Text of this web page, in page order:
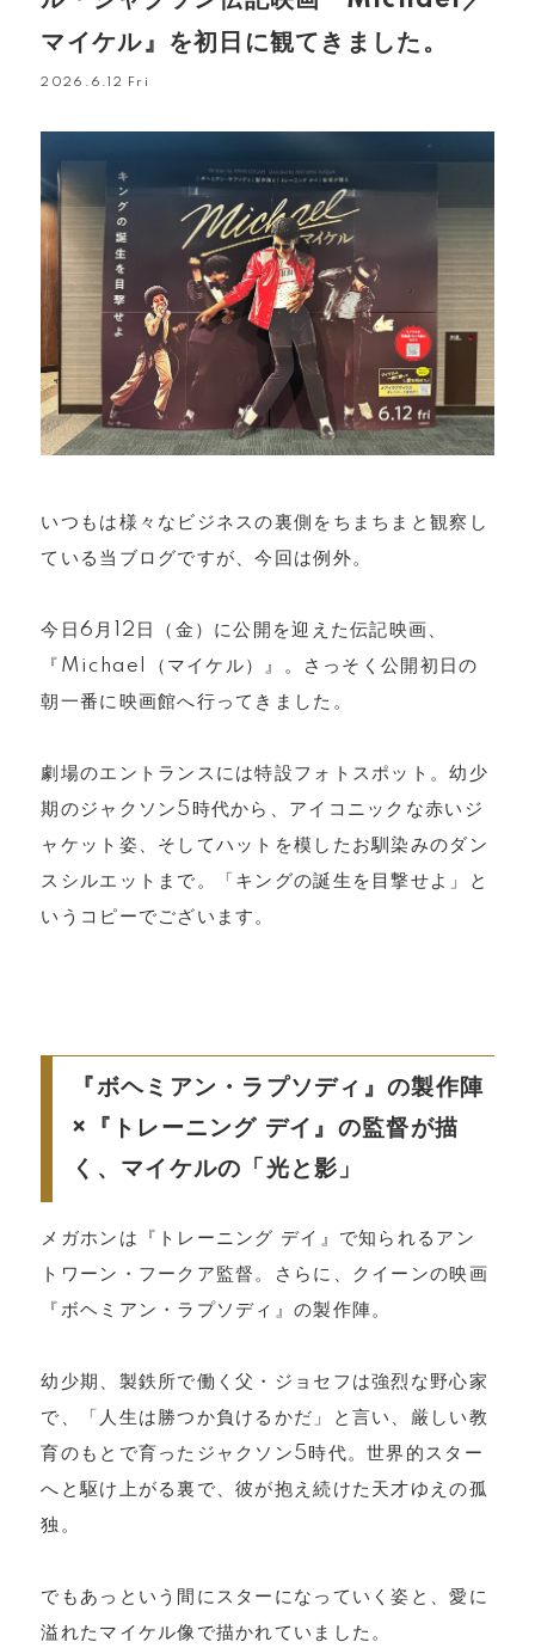
マイケル』を初日に観てきました。
2026.6.12 Fri
いつもは様々なビジネスの裏側をちまちまと観察し
ている当ブログですが、今回は例外。
今日6月12日（金）に公開を迎えた伝記映画、
『Michael（マイケル）』。さっそく公開初日の
朝一番に映画館へ行ってきました。
劇場のエントランスには特設フォトスポット。幼少
期のジャクソン5時代から、アイコニックな赤いジ
ャケット姿、そしてハットを模したお馴染みのダン
スシルエットまで。「キングの誕生を目撃せよ」と
いうコピーでございます。
『ボヘミアン・ラプソディ』の製作陣
×『トレーニング デイ』の監督が描
く、マイケルの「光と影」
メガホンは『トレーニング デイ』で知られるアン
トワーン・フークア監督。さらに、クイーンの映画
『ボヘミアン・ラプソディ』の製作陣。
幼少期、製鉄所で働く父・ジョセフは強烈な野心家
で、「人生は勝つか負けるかだ」と言い、厳しい教
育のもとで育ったジャクソン5時代。世界的スター
へと駆け上がる裏で、彼が抱え続けた天才ゆえの孤
独。
でもあっという間にスターになっていく姿と、愛に
溢れたマイケル像で描かれていました。